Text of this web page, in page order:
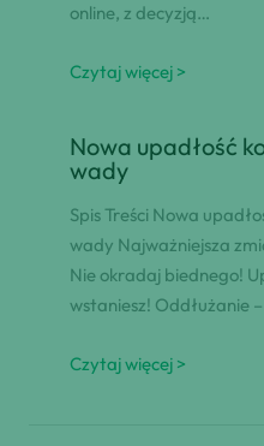
online, z decyzją…
Czytaj więcej >
Nowa upadłość
wady
Spis Treści Nowa
wady Najważniejsza
Nie okradaj biednego!
wstaniesz! Oddłużanie
Czytaj więcej >